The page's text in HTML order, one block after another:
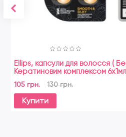
Ellips, капсули для волосся (
Кератиновим комплексом
105 грн. 130 грн.
Купити